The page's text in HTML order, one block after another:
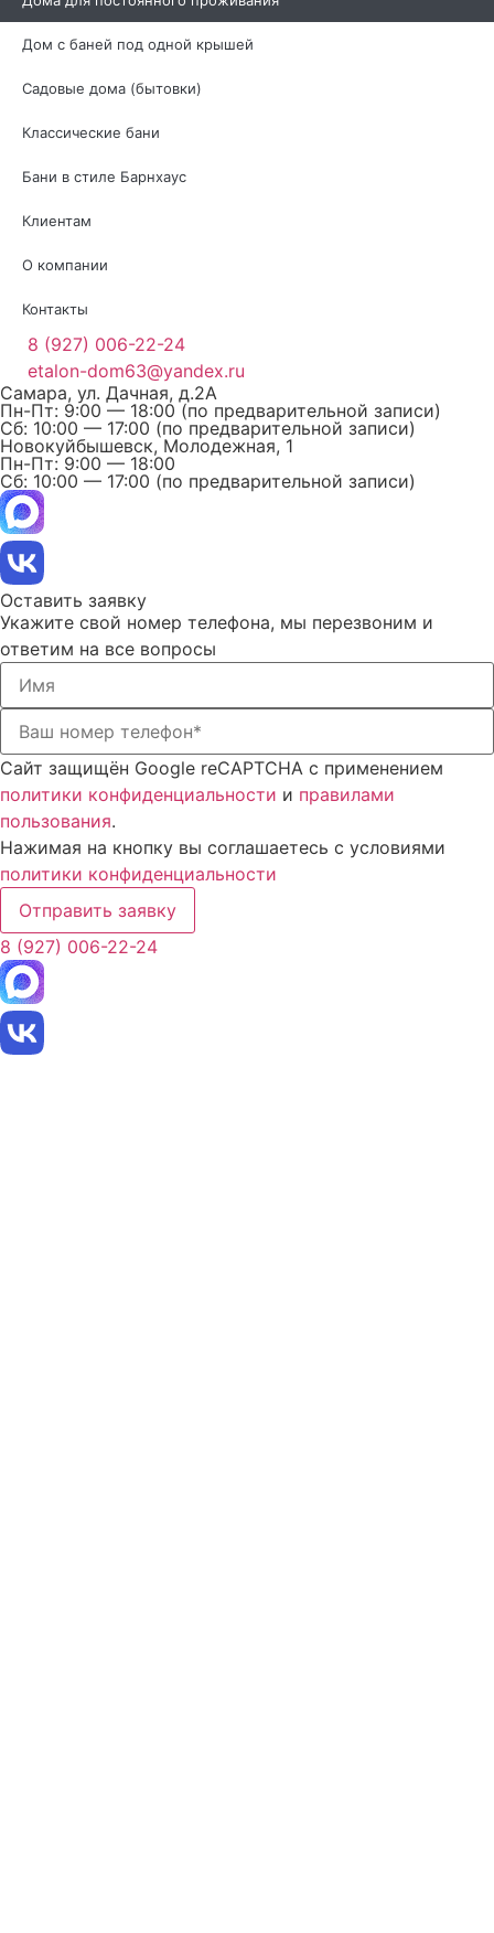
Дом с баней под одной крышей
Садовые дома (бытовки)
Классические бани
Бани в стиле Барнхаус
Клиентам
О компании
Контакты
8 (927) 006-22-24
etalon-dom63@yandex.ru
Самара, ул. Дачная, д.2А
Пн-Пт: 9:00 — 18:00 (по предварительной записи)
Сб: 10:00 — 17:00 (по предварительной записи)
Новокуйбышевск, Молодежная, 1
Пн-Пт: 9:00 — 18:00
Сб: 10:00 — 17:00 (по предварительной записи)
Оставить заявку
Укажите свой номер телефона, мы перезвоним и
ответим на все вопросы
Сайт защищён Google reCAPTCHA с применением
политики конфиденциальности и правилами
пользования.
Нажимая на кнопку вы соглашаетесь с условиями
политики конфиденциальности
Отправить заявку
8 (927) 006-22-24